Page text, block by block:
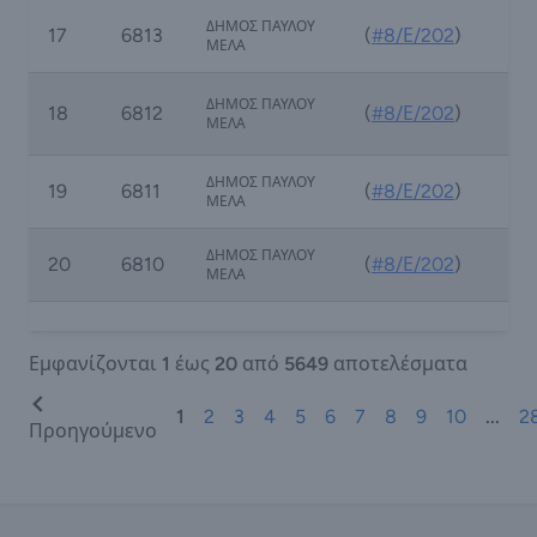
17 6813
ΔΗΜΟΣ ΠΑΥΛΟΥ
ΜΕΛΑ
(#8/Ε/202)
18 6812
ΔΗΜΟΣ ΠΑΥΛΟΥ
ΜΕΛΑ
(#8/Ε/202)
19 6811
ΔΗΜΟΣ ΠΑΥΛΟΥ
ΜΕΛΑ
(#8/Ε/202)
20 6810
ΔΗΜΟΣ ΠΑΥΛΟΥ
ΜΕΛΑ
(#8/Ε/202)
Εμφανίζονται 1 έως 20 από 5649 αποτελέσματα
Προηγούμενο
1 2 3 4 5 6 7 8 9 10 ...